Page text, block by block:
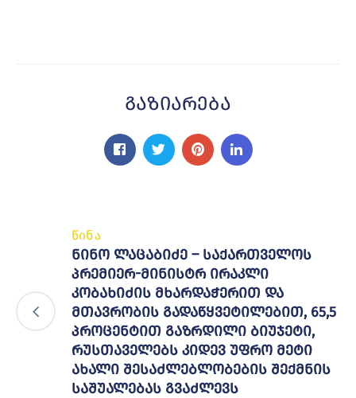
Გაზიარება
წინა
ნინო ლაცაბიძე – საქართველოს
პრემიერ-მინისტრ ირაკლი
კობახიძის მხარდაჭერით და
მთავრობის გადაწყვეტილებით, 65,5
პროცენტით გაზრდილი ბიუჯეტი,
რუსთაველებს კიდევ უფრო მეტი
ახალი შესაძლებლობების შექმნის
საშუალებას გვაძლევს